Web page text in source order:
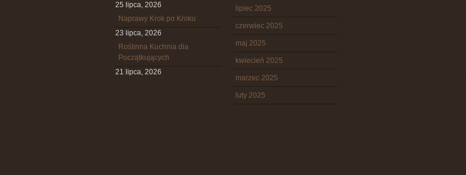
25 lipca, 2026
Naprawy Krok po Kroku
23 lipca, 2026
Roślinna Kuchnia dla
Początkujących
21 lipca, 2026
lipiec 2025
czerwiec 2025
maj 2025
kwiecień 2025
marzec 2025
luty 2025